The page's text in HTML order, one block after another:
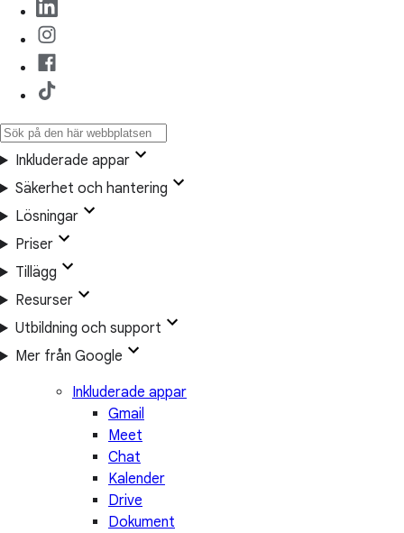
Inkluderade appar
Säkerhet och hantering
Lösningar
Priser
Tillägg
Resurser
Utbildning och support
Mer från Google
Inkluderade appar
Gmail
Meet
Chat
Kalender
Drive
Dokument